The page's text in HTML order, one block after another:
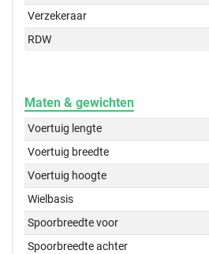
Verzekeraar
RDW
Maten & gewichten
Voertuig lengte
Voertuig breedte
Voertuig hoogte
Wielbasis
Spoorbreedte voor
Spoorbreedte achter